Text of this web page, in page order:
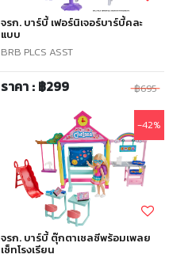
จรก. บาร์บี้ เฟอร์นิเจอร์บาร์บี้คละ
แบบ
BRB PLCS ASST
ราคา : ฿299 ฿695
-42%
จรก. บาร์บี้ ตุ๊กตาเชลซีพร้อมเพลย
เซ็ทโรงเรียน